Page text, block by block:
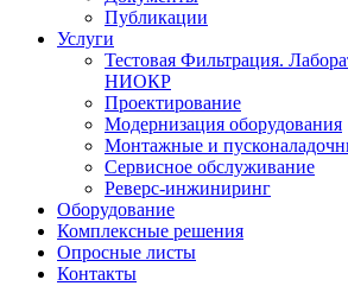
Публикации
Услуги
Тестовая Фильтрация.
НИОКР
Проектирование
Модернизация оборудования
Монтажные и
Сервисное обслуживание
Реверс-инжиниринг
Оборудование
Комплексные решения
Опросные листы
Контакты